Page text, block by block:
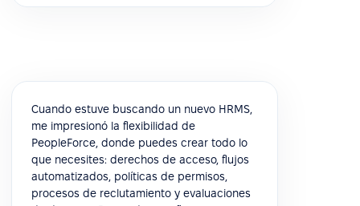
Cuando estuve buscando un nuevo HRMS,
me impresionó la flexibilidad de
PeopleForce, donde puedes crear todo lo
que necesites: derechos de acceso, flujos
automatizados, políticas de permisos,
procesos de reclutamiento y evaluaciones